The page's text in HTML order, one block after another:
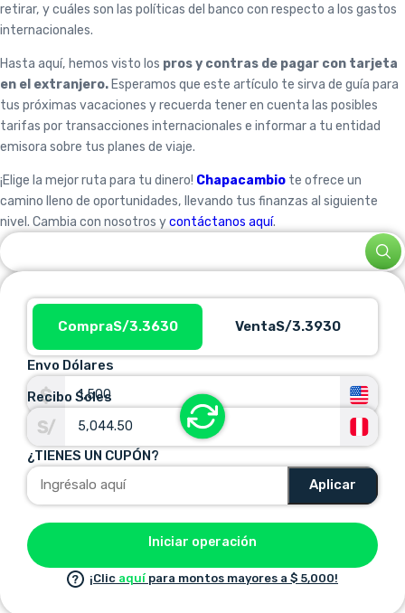
retirar, y cuáles son las políticas del banco con respecto a los gastos
internacionales.
Hasta aquí, hemos visto los pros y contras de pagar con tarjeta
en el extranjero. Esperamos que este artículo te sirva de guía para
tus próximas vacaciones y recuerda tener en cuenta las posibles
tarifas por transacciones internacionales e informar a tu entidad
emisora sobre tus planes de viaje.
¡Elige la mejor ruta para tu dinero! Chapacambio te ofrece un
camino lleno de oportunidades, llevando tus finanzas al siguiente
nivel. Cambia con nosotros ycontáctanos aquí.
CompraS/3.3630 VentaS/3.3930
Envo Dólares
Recibo Soles
¿TIENES UN CUPÓN?
Aplicar
Iniciar operación
¡Clic aquípara montos mayores a $ 5,000!